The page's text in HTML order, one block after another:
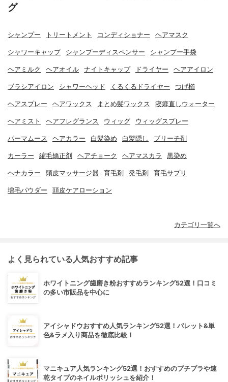
グ
シャンプー トリートメント コンディショナー ヘアマスク
シャワーキャップ シャンプーディスペンサー シャンプー手袋
ヘアミルク ヘアオイル ナイトキャップ ドライヤー ヘアアイロン
ブラシアイロン シャワーヘッド くるくるドライヤー つげ櫛
ヘアスプレー ヘアワックス まとめ髪ワックス 寝癖直しウォーター
ヘアミスト ヘアフレグランス ウィッグ ウィッグスプレー
パーマムース ヘアカラー 白髪染め 白髪隠し ブリーチ剤
カーラー 縮毛矯正剤 ヘアチョーク ヘアマスカラ 黒染め
ヘナカラー 頭皮マッサージ器 育毛剤 発毛剤 育毛サプリ
増毛パウダー 頭皮ケアローション
カテゴリ一覧へ
よく見られている人気おすすめ記事
ホワイトニング歯磨き粉おすすめランキング52選！口コミ
の多い市販品を中心に
アイシャドウおすすめ人気ランキング52選！パレット&単
色&ラメ入り商品を徹底比較！
マニキュア人気ランキング52選！おすすめのプチプラや速
乾タイプのネイルポリッシュを紹介！